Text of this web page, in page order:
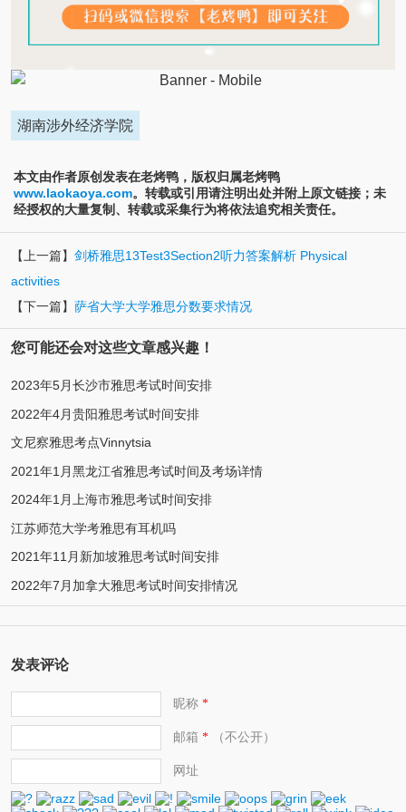
湖南涉外经济学院
本文由作者原创发表在老烤鸭，版权归属老烤鸭
www.laokaoya.com。转载或引用请注明出处并附上原文链接；未
经授权的大量复制、转载或采集行为将依法追究相关责任。
【上一篇】 剑桥雅思13Test3Section2听力答案解析 Physical
activities
【下一篇】 萨省大学大学雅思分数要求情况
您可能还会对这些文章感兴趣！
2023年5月长沙市雅思考试时间安排
2022年4月贵阳雅思考试时间安排
文尼察雅思考点Vinnytsia
2021年1月黑龙江省雅思考试时间及考场详情
2024年1月上海市雅思考试时间安排
江苏师范大学考雅思有耳机吗
2021年11月新加坡雅思考试时间安排
2022年7月加拿大雅思考试时间安排情况
发表评论
昵称*
邮箱 *（不公开）
网址